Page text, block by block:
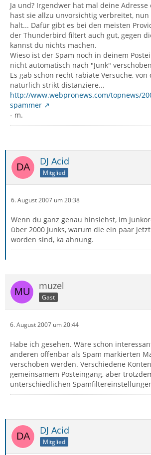
Ja und? Irgendwer hat mal deine
hast sie allzu unvorsichtig verbreitet,
halt... Dafür gibt es bei den meisten
der Thunderbird filtert auch gut, gegen
kannst du nichts machen.
Wieso ist der Spam noch in deinem
nicht automatisch nach "Junk"
Es gab schon recht rabiate Versuche,
natürlich strikt distanziere...
http://www.webpronews.com/topnews/
spammer
- m.
DJ Acid
Mitglied
6. August 2007 um 20:38
Wenn du ganz genau hinsiehst, im
über 2000 Junks, warum die ein paar
worden sind, ka ahnung.
muzel
Gast
6. August 2007 um 20:44
Habe ich gesehen. Wäre schon
anderen offenbar als Spam markierten
verschoben werden. Verschiedene
gemeinsamem Posteingang, aber
unterschiedlichen
DJ Acid
Mitglied